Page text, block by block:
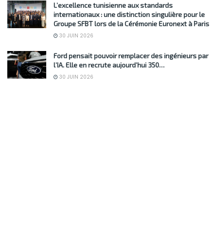
L’excellence tunisienne aux standards
internationaux : une distinction singulière pour le
Groupe SFBT lors de la Cérémonie Euronext à Paris
30 JUIN 2026
Ford pensait pouvoir remplacer des ingénieurs par
l’IA. Elle en recrute aujourd’hui 350…
30 JUIN 2026